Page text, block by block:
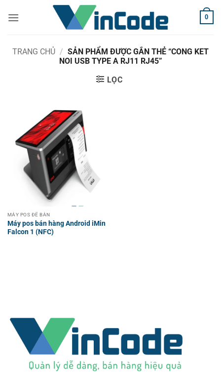
qua
0
TRANG CHỦ / SẢN PHẨM ĐƯỢC GẮN THẺ “CONG KET
NOI USB TYPE A RJ11 RJ45”
LỌC
MÁY POS ĐỂ BÀN
Máy pos bán hàng Android iMin
Falcon 1 (NFC)